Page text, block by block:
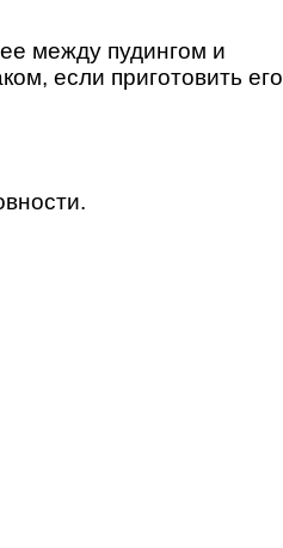
между пудингом и
если приготовить его